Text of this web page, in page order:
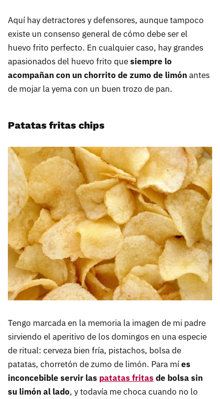
Aquí hay detractores y defensores, aunque tampoco
existe un consenso general de cómo debe ser el
huevo frito perfecto. En cualquier caso, hay grandes
apasionados del huevo frito quesiempre lo
acompañan con un chorrito de zumo de limón antes
de mojar la yema con un buen trozo de pan.
Patatas fritas chips
Tengo marcada en la memoria la imagen de mi padre
sirviendo el aperitivo de los domingos en una especie
de ritual: cerveza bien fría, pistachos, bolsa de
patatas, chorretón de zumo de limón. Para míes
inconcebible servir las patatas fritas de bolsa sin
su limón al lado, y todavía me choca cuando no lo